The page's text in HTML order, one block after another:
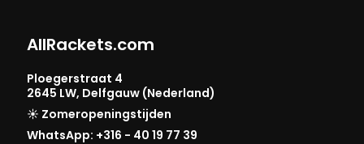
AllRackets.com
Ploegerstraat 4
2645 LW, Delfgauw (Nederland)
☀️ Zomeropeningstijden
WhatsApp: +316 - 40 19 77 39